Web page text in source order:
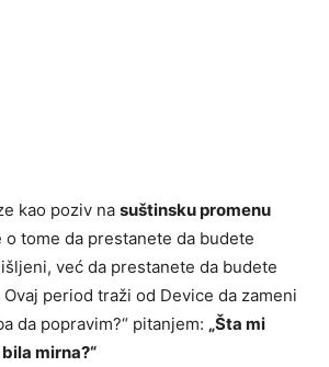
kao poziv na suštinsku promenu
o tome da prestanete da budete
već da prestanete da budete
period traži od Device da zameni
da popravim?“ pitanjem: „Šta mi
mirna?“